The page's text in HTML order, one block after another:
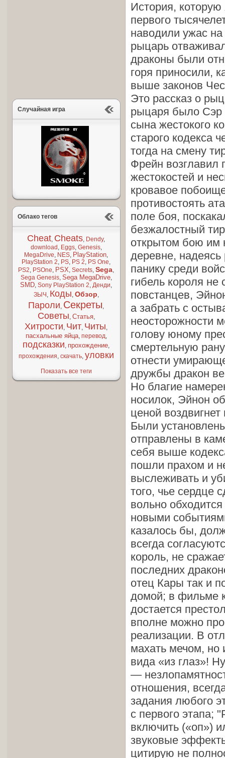
Случайная игра
Облако тегов
Cheat, Cheats, Dendy,
download , Eggs, Genesis,
MegaDrive, NES, PlayStation,
PlayStation 2, PS, PS 2, PS One,
PS2, PSOne, PSX,Secrets,Sega,
Sega Genesis, Sega MegaDrive,
SMD,Sony PlayStation 2,Денди,
ЗЫЧ , Коды, Обзор,
Пароли, Секреты,
Советы, Статья,
Хитрости, Чит, Читы,
пасхальные яйца, перевод,
подсказки, прохождение,
прохождения, скачать, уловки
Показать все теги
История,
первого
наводили ужас
рыцарь
драконы были
горя приносили,
выше законов
Это рассказ о
рыцаря было Сэр
сына жестокого
старого кодекса
тогда на смену
Фрейн возглавил
жестокостей и
кровавое
противостоять
поле боя,
безжалостный
открытом бою им
деревне,
панику среди
гибель короля
повстанцев,
а забрать с
неосторожности
голову юному
смертельную
отнести
дружбы дракон
Но благие
носилок, Эйнон
ценой
Были
отправлены в
себя выше
пошли прахом и
выслеживать и
того, чье сердце
вольно
новыми
казалось бы,
всегда
король, не
последних
отец Кары так и
домой; в фильме
достается
вполне можно
реализации. В
махать мечом, но
вида «из глаз»!
—
отношения,
задания любого
с первого этапа;
включить («оп»)
звуковые
цитирую не